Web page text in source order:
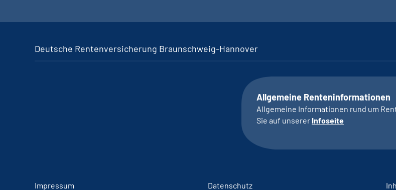
Deutsche Rentenversicherung Braunschweig-Hannover
Allgemeine Renteninformationen
Allgemeine Informationen rund um
Sie auf unserer Infoseite
Impressum Datenschutz